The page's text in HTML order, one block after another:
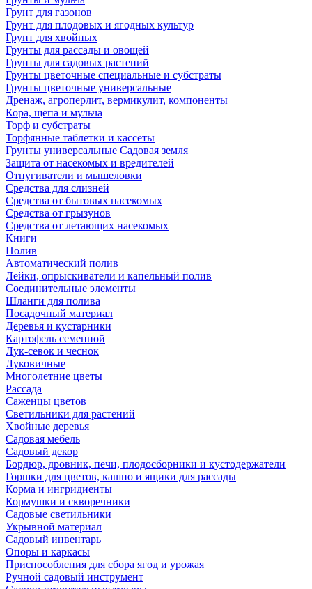
Грунт для газонов
Грунт для плодовых и ягодных культур
Грунт для хвойных
Грунты для рассады и овощей
Грунты для садовых растений
Грунты цветочные специальные и субстраты
Грунты цветочные универсальные
Дренаж, агроперлит, вермикулит, компоненты
Кора, щепа и мульча
Торф и субстраты
Торфянные таблетки и кассеты
Грунты универсальные Садовая земля
Защита от насекомых и вредителей
Отпугиватели и мышеловки
Средства для слизней
Средства от бытовых насекомых
Средства от грызунов
Средства от летающих насекомых
Книги
Полив
Автоматический полив
Лейки, опрыскиватели и капельный полив
Соединительные элементы
Шланги для полива
Посадочный материал
Деревья и кустарники
Картофель семенной
Лук-севок и чеснок
Луковичные
Многолетние цветы
Рассада
Саженцы цветов
Светильники для растений
Хвойные деревья
Садовая мебель
Садовый декор
Бордюр, дровник, печи, плодосборники и кустодержатели
Горшки для цветов, кашпо и ящики для рассады
Корма и ингридиенты
Кормушки и скворечники
Садовые светильники
Укрывной материал
Садовый инвентарь
Опоры и каркасы
Приспособления для сбора ягод и урожая
Ручной садовый инструмент